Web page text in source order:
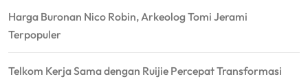
Harga Buronan Nico Robin, Arkeolog Tomi Jerami
Terpopuler
Telkom Kerja Sama dengan Ruijie Percepat Transformasi